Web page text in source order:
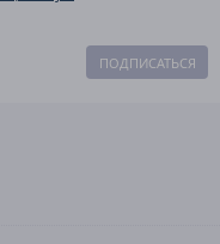
ПОДПИСАТЬСЯ